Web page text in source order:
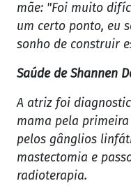
mãe: "Foi muito
um certo ponto, eu
sonho de construir
Saúde de Shannen
A atriz foi
mama pela primeira
pelos gânglios
mastectomia e
radioterapia.